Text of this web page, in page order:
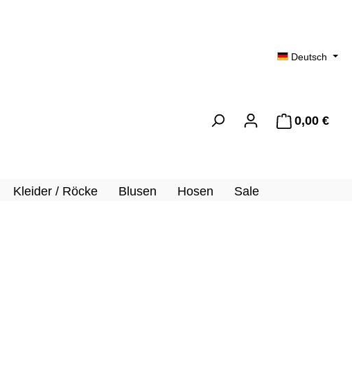
Deutsch
0,00 €
Kleider / Röcke Blusen Hosen Sale